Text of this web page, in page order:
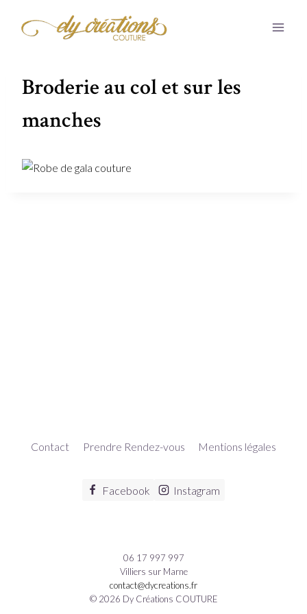
Broderie au col et sur les
manches
Contact Prendre Rendez-vous Mentions légales
Facebook Instagram
06 17 997 997
Villiers sur Marne
contact@dycreations.fr
© 2026 Dy Créations COUTURE